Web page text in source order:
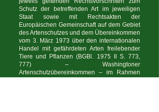
Schutz der betreffenden Art im jeweiligen
Staat sowie mit Rechtsakten der
Europäischen Gemeinschaft auf dem Gebiet
des Artenschutzes und dem Übereinkommen
vom 3. März 1973 über den internationalen
Handel mit gefährdeten Arten freilebender
Tiere und Pflanzen (BGBl. 1975 II S. 773,
777) – Washingtoner
Artenschutzübereinkommen – im Rahmen